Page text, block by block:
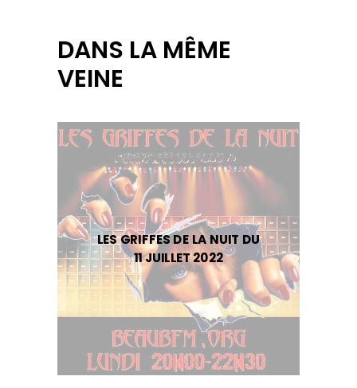
DANS LA MÊME
VEINE
LES GRIFFES DE LA NUIT DU
11 JUILLET 2022